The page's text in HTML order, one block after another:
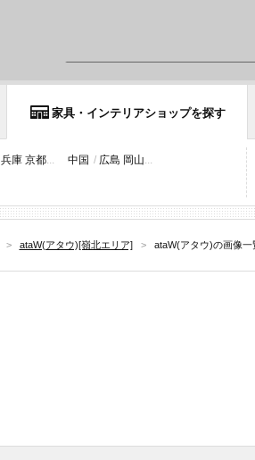
家具・インテリアショップを探す
兵庫 京都... 中国 / 広島 岡山...
> ataW(アタウ)[嶺北エリア] > ataW(アタウ)の画像一